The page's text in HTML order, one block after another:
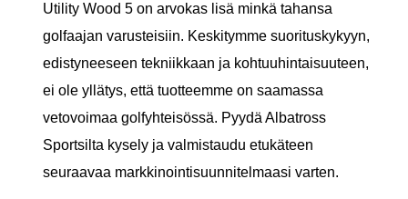
Utility Wood 5 on arvokas lisä minkä tahansa
golfaajan varusteisiin. Keskitymme suorituskykyyn,
edistyneeseen tekniikkaan ja kohtuuhintaisuuteen,
ei ole yllätys, että tuotteemme on saamassa
vetovoimaa golfyhteisössä. Pyydä Albatross
Sportsilta kysely ja valmistaudu etukäteen
seuraavaa markkinointisuunnitelmaasi varten.